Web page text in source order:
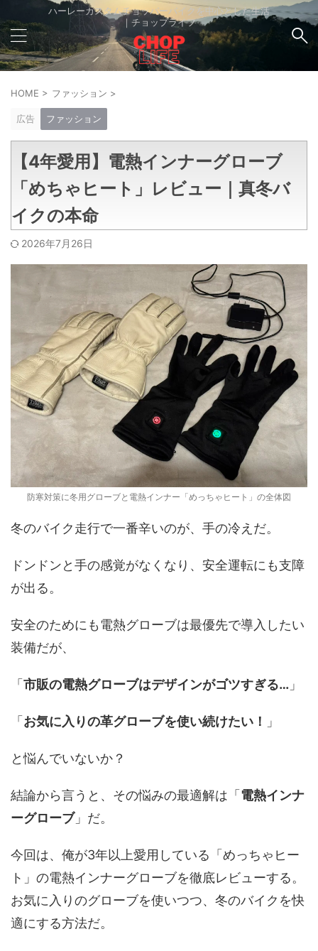
ハーレーカスタムチョッパーバイクを中心とした生活
｜チョップライフ
HOME > ファッション >
広告 ファッション
【4年愛用】電熱インナーグローブ
「めちゃヒート」レビュー｜真冬バ
イクの本命
2026年7月26日
防寒対策に冬用グローブと電熱インナー「めっちゃヒート」の全体図
冬のバイク走行で一番辛いのが、手の冷えだ。
ドンドンと手の感覚がなくなり、安全運転にも支障
が出る。
安全のためにも電熱グローブは最優先で導入したい
装備だが、
「市販の電熱グローブはデザインがゴツすぎる… 」
「お気に入りの革グローブを使い続けたい！ 」
と悩んでいないか？
結論から言うと、その悩みの最適解は「電熱インナ
ーグローブ」だ。
今回は、俺が3年以上愛用している「めっちゃヒー
ト」の電熱インナーグローブを徹底レビューする。
お気に入りのグローブを使いつつ、冬のバイクを快
適にする方法だ。